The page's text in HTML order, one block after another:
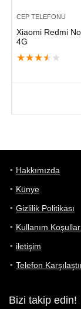
CEP TELEFONU
Xiaomi Redmi
4G
★★★★ ★
Hakkımızda
Künye
Gizlilik Politikası
Kullanım
iletişim
Telefon
Bizi takip edin!